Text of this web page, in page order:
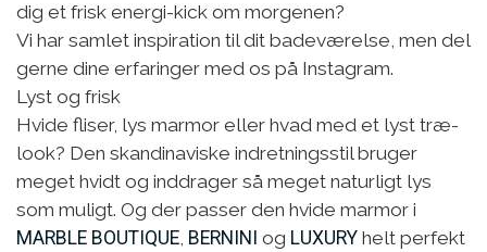
dig et frisk energi-kick om morgenen?
Vi har samlet inspiration til dit badeværelse, men del
gerne dine erfaringer med os på Instagram.
Lyst og frisk
Hvide fliser, lys marmor eller hvad med et lyst træ-
look? Den skandinaviske indretningsstil bruger
meget hvidt og inddrager så meget naturligt lys
som muligt. Og der passer den hvide marmor i
MARBLE BOUTIQUE, BERNINI og LUXURY helt perfekt